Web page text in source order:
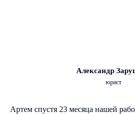
Александр
юрист
Артем спустя 23 месяца нашей